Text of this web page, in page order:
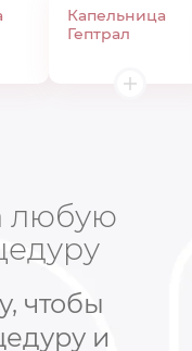
Капельница
Гептрал
любую
чтобы
и